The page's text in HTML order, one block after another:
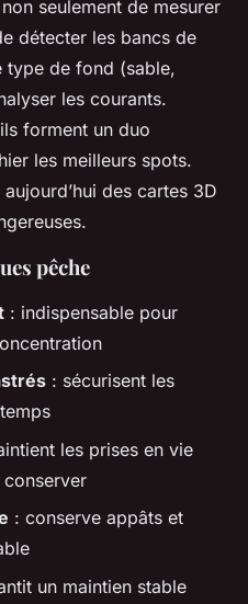
seulement de mesurer
détecter les bancs de
type de fond (sable,
les courants.
forment un duo
les meilleurs spots.
des cartes 3D
pêche
: indispensable pour
: sécurisent les
les prises en vie
: conserve appâts et
un maintien stable